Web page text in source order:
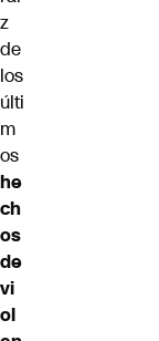
z
de
los
últi
m
os
he
ch
os
de
vi
ol